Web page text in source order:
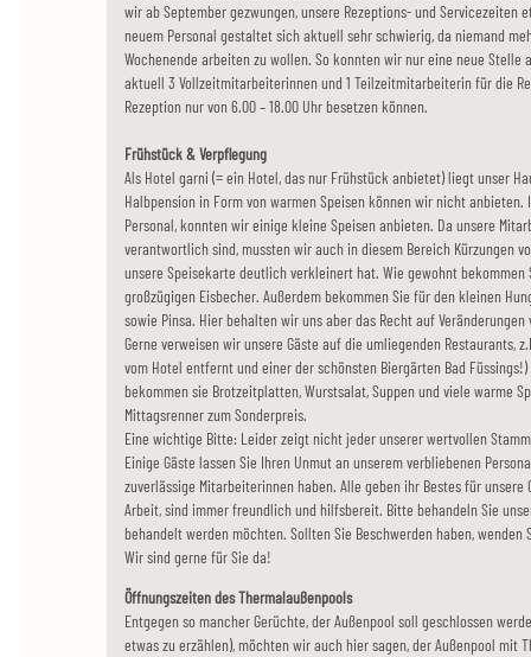
wir ab September gezwungen, unsere Rezeptions- und Servicezeiten
neuem Personal gestaltet sich aktuell sehr schwierig, da niemand
Wochenende arbeiten zu wollen. So konnten wir nur eine neue Stelle
aktuell 3 Vollzeitmitarbeiterinnen und 1 Teilzeitmitarbeiterin für die
Rezeption nur von 6.00 – 18.00 Uhr besetzen können.
Frühstück & Verpflegung
Als Hotel garni (= ein Hotel, das nur Frühstück anbietet) liegt unser
Halbpension in Form von warmen Speisen können wir nicht
Personal, konnten wir einige kleine Speisen anbieten. Da unsere
verantwortlich sind, mussten wir auch in diesem Bereich Kürzungen
unsere Speisekarte deutlich verkleinert hat. Wie gewohnt bekommen
großzügigen Eisbecher. Außerdem bekommen Sie für den kleinen
sowie Pinsa. Hier behalten wir uns aber das Recht auf Veränderungen
Gerne verweisen wir unsere Gäste auf die umliegenden Restaurants,
vom Hotel entfernt und einer der schönsten Biergärten Bad
bekommen sie Brotzeitplatten, Wurstsalat, Suppen und viele warme
Mittagsrenner zum Sonderpreis.
Eine wichtige Bitte: Leider zeigt nicht jeder unserer wertvollen
Einige Gäste lassen Sie Ihren Unmut an unserem verbliebenen
zuverlässige Mitarbeiterinnen haben. Alle geben ihr Bestes für
Arbeit, sind immer freundlich und hilfsbereit. Bitte behandeln Sie
behandelt werden möchten. Sollten Sie Beschwerden haben, wenden
Wir sind gerne für Sie da!
Öffnungszeiten des Thermalaußenpools
Entgegen so mancher Gerüchte, der Außenpool soll geschlossen
etwas zu erzählen), möchten wir auch hier sagen, der Außenpool mit